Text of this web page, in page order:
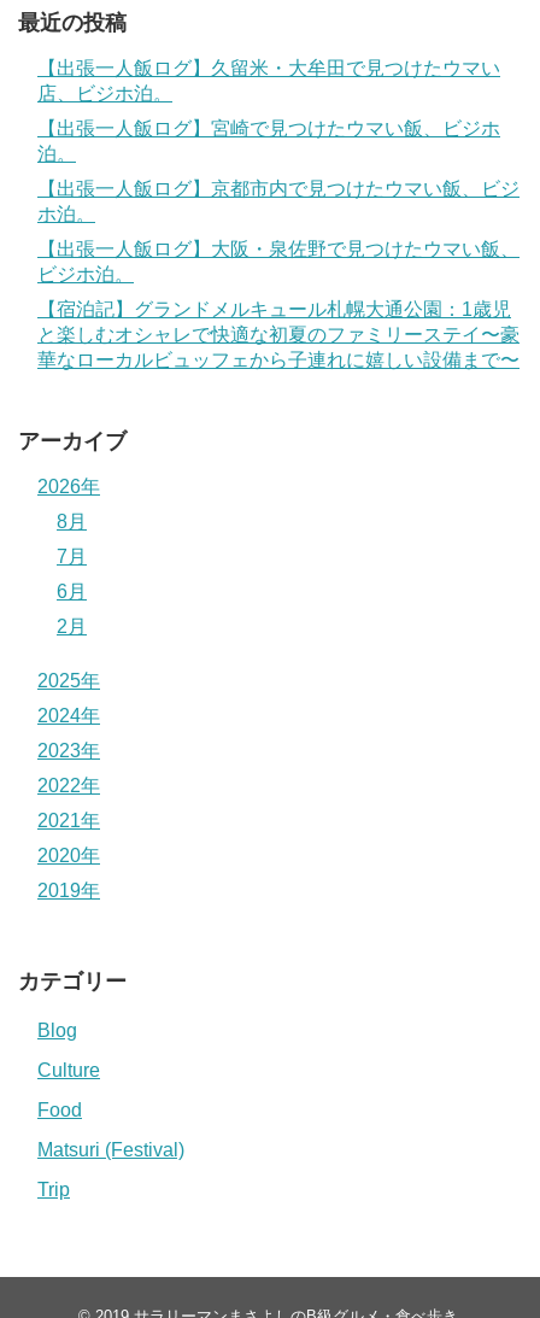
最近の投稿
【出張一人飯ログ】久留米・大牟田で見つけたウマい
店、ビジホ泊。
【出張一人飯ログ】宮崎で見つけたウマい飯、ビジホ
泊。
【出張一人飯ログ】京都市内で見つけたウマい飯、ビジ
ホ泊。
【出張一人飯ログ】大阪・泉佐野で見つけたウマい飯、
ビジホ泊。
【宿泊記】グランドメルキュール札幌大通公園：1歳児
と楽しむオシャレで快適な初夏のファミリーステイ〜豪
華なローカルビュッフェから子連れに嬉しい設備まで〜
アーカイブ
2026年
8月
7月
6月
2月
2025年
2024年
2023年
2022年
2021年
2020年
2019年
カテゴリー
Blog
Culture
Food
Matsuri (Festival)
Trip